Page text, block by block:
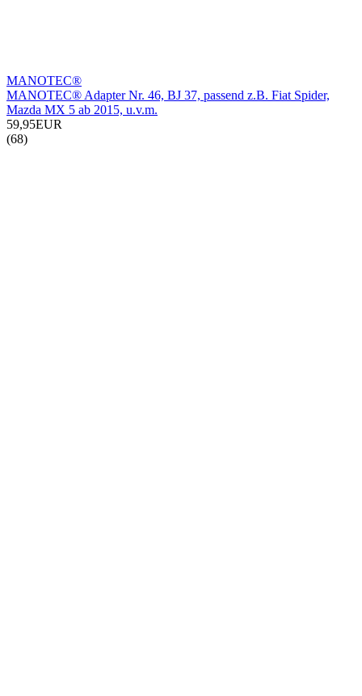
MANOTEC®
MANOTEC® Adapter Nr. 46, BJ 37, passend z.B. Fiat Spider,
Mazda MX 5 ab 2015, u.v.m.
59,95EUR
(68)